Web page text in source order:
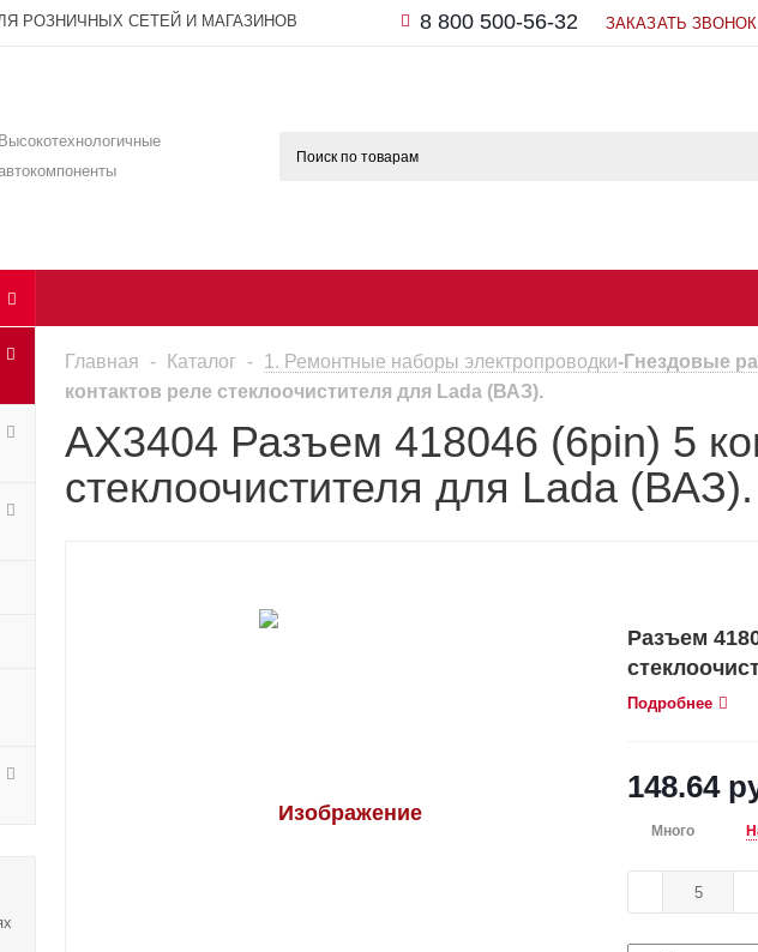
РОЗНИЧНЫХ СЕТЕЙ И МАГАЗИНОВ 8 800 500-56-32 ЗАКАЗАТЬ ЗВОНОК
Высокотехнологичные
Главная - Каталог - 1. Ремонтные наборы электропроводки-Гнездовые
контактов реле стеклоочистителя для Lada (ВАЗ).
AX3404 Разъем 418046 (6pin) 5
стеклоочистителя для Lada (ВАЗ).
Разъем
Подробнее
148.64
Много